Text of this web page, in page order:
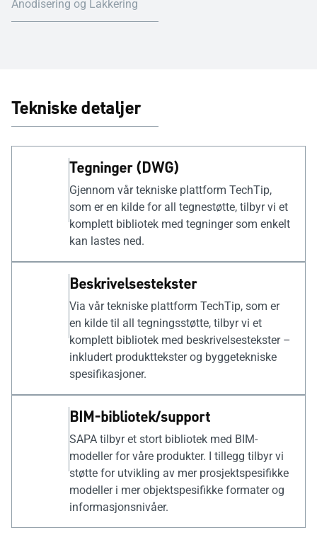
Anodisering og Lakkering
Tekniske detaljer
Tegninger (DWG)
Gjennom vår tekniske plattform TechTip,
som er en kilde for all tegnestøtte, tilbyr vi et
komplett bibliotek med tegninger som enkelt
kan lastes ned.
Beskrivelsestekster
Via vår tekniske plattform TechTip, som er
en kilde til all tegningsstøtte, tilbyr vi et
komplett bibliotek med beskrivelsestekster –
inkludert produkttekster og byggetekniske
spesifikasjoner.
BIM-bibliotek/support
SAPA tilbyr et stort bibliotek med BIM-
modeller for våre produkter. I tillegg tilbyr vi
støtte for utvikling av mer prosjektspesifikke
modeller i mer objektspesifikke formater og
informasjonsnivåer.